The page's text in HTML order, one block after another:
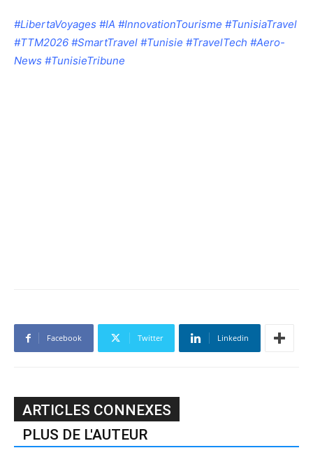
#LibertaVoyages #IA #InnovationTourisme #TunisiaTravel
#TTM2026 #SmartTravel #Tunisie #TravelTech #Aero-
News #TunisieTribune
Facebook Twitter Linkedin
ARTICLES CONNEXES
PLUS DE L'AUTEUR